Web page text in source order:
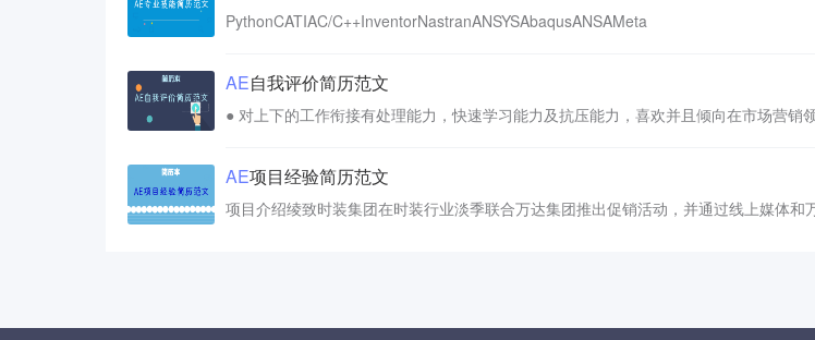
PythonCATIAC/C++InventorNastranANSYSAbaqusANSAMeta
AE自我评价简历范文
AE项目经验简历范文